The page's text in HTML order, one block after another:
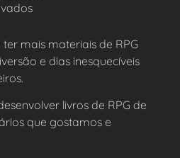
mais materiais de RPG
e dias inesquecíveis
livros de RPG de
que gostamos e